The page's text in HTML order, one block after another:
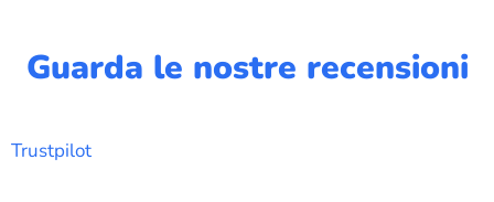
Guarda le nostre recensioni
Trustpilot